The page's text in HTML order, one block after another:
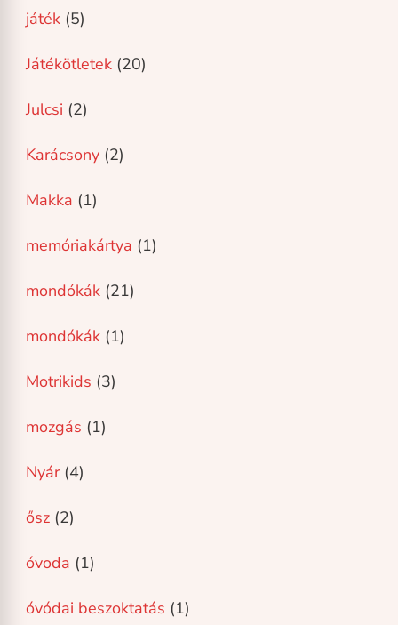
játék (5)
Játékötletek (20)
Julcsi (2)
Karácsony (2)
Makka (1)
memóriakártya (1)
mondókák (21)
mondókák (1)
Motrikids (3)
mozgás (1)
Nyár(4)
ősz (2)
óvoda (1)
óvódai beszoktatás (1)